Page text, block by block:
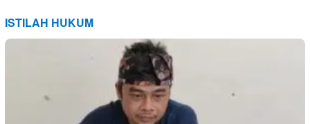
ISTILAH HUKUM